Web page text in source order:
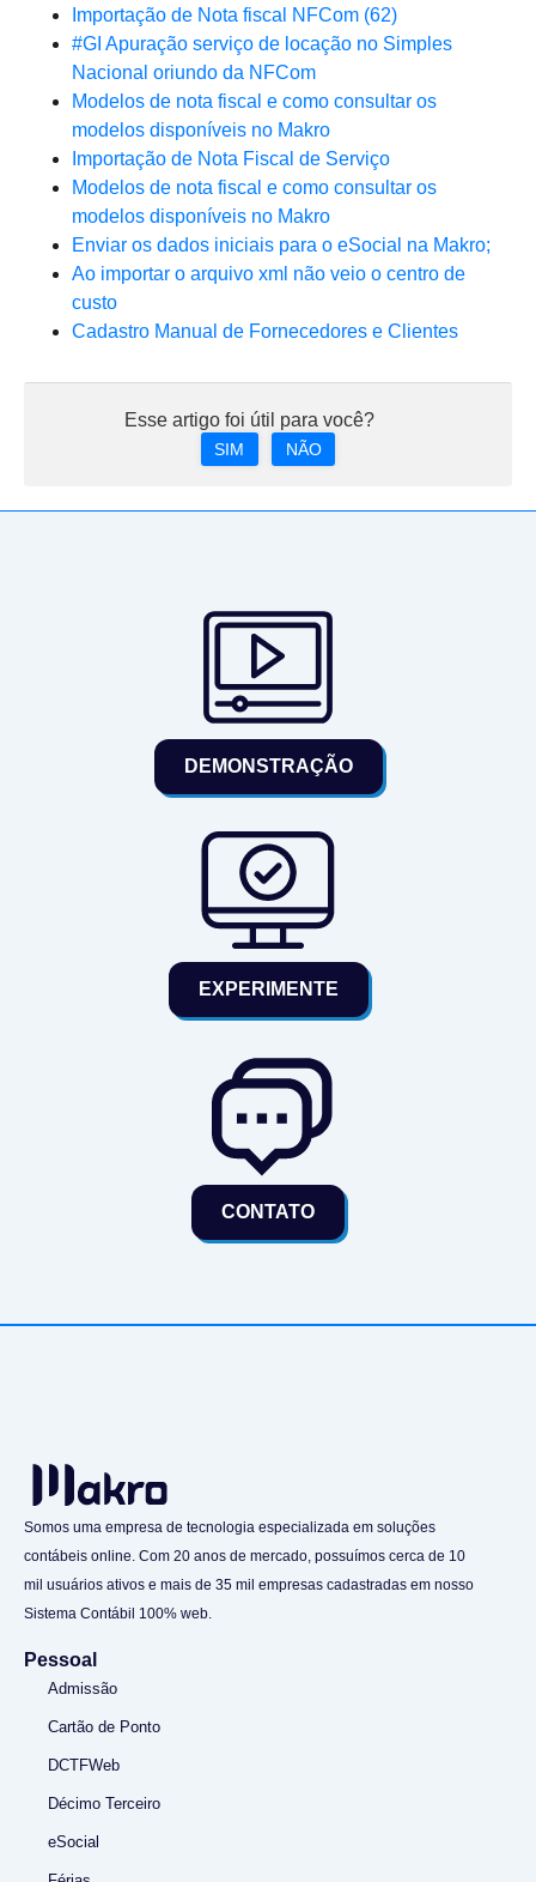
Importação de Nota fiscal NFCom (62)
#GI Apuração serviço de locação no Simples
Nacional oriundo da NFCom
Modelos de nota fiscal e como consultar os
modelos disponíveis no Makro
Importação de Nota Fiscal de Serviço
Modelos de nota fiscal e como consultar os
modelos disponíveis no Makro
Enviar os dados iniciais para o eSocial na Makro;
Ao importar o arquivo xml não veio o centro de
custo
Cadastro Manual de Fornecedores e Clientes
Esse artigo foi útil para você?
SIM NÃO
DEMONSTRAÇÃO
EXPERIMENTE
CONTATO
Somos uma empresa de tecnologia especializada em soluções
contábeis online. Com 20 anos de mercado, possuímos cerca de 10
mil usuários ativos e mais de 35 mil empresas cadastradas em nosso
Sistema Contábil 100% web.
Pessoal
Admissão
Cartão de Ponto
DCTFWeb
Décimo Terceiro
eSocial